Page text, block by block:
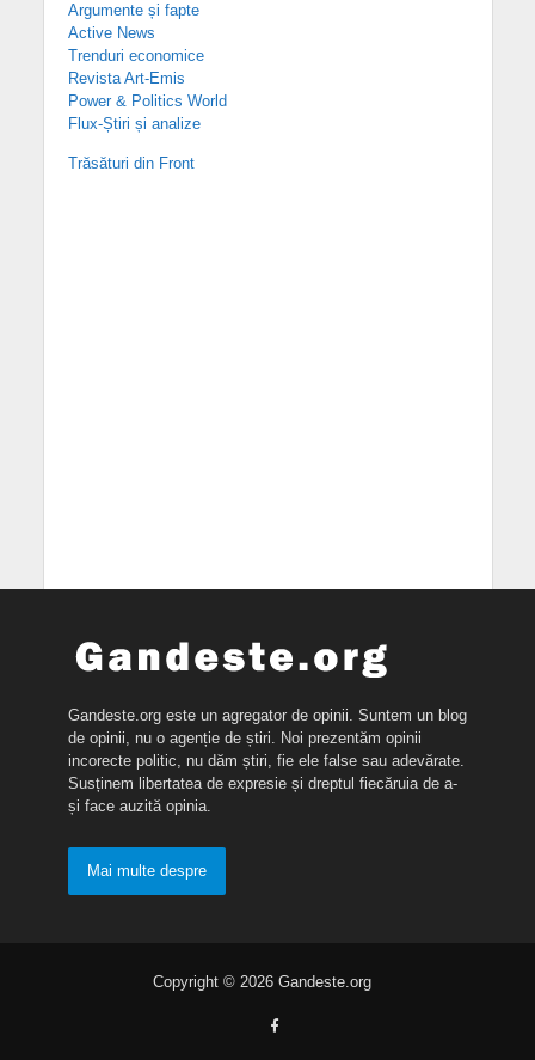
Argumente și fapte
Active News
Trenduri economice
Revista Art-Emis
Power & Politics World
Flux-Știri și analize
Trăsături din Front
Gandeste.org este un agregator de opinii. Suntem un blog
de opinii, nu o agenție de știri. Noi prezentăm opinii
incorecte politic, nu dăm știri, fie ele false sau adevărate.
Susținem libertatea de expresie și dreptul fiecăruia de a-
și face auzită opinia.
Mai multe despre
Copyright © 2026 Gandeste.org